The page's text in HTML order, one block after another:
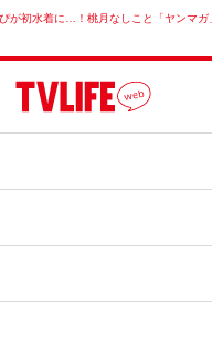
が初水着に…！桃月なしこと「ヤンマガ